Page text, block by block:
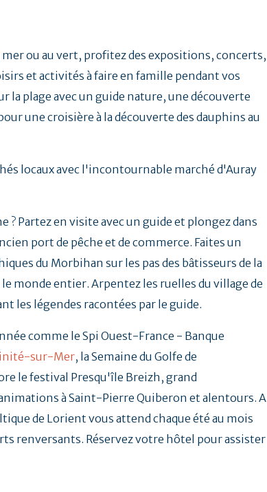
ou au vert, profitez des expositions, concerts,
et activités à faire en famille pendant vos
la plage avec un guide nature, une découverte
une croisière à la découverte des dauphins au
locaux avec l'incontournable marché d'Auray
Partez en visite avec un guide et plongez dans
port de pêche et de commerce. Faites un
du Morbihan sur les pas des bâtisseurs de la
monde entier. Arpentez les ruelles du village de
les légendes racontées par le guide.
comme le Spi Ouest-France - Banque
sur-Mer, la Semaine du Golfe de
le festival Presqu'île Breizh, grand
à Saint-Pierre Quiberon et alentours. A
de Lorient vous attend chaque été au mois
renversants. Réservez votre hôtel pour assister